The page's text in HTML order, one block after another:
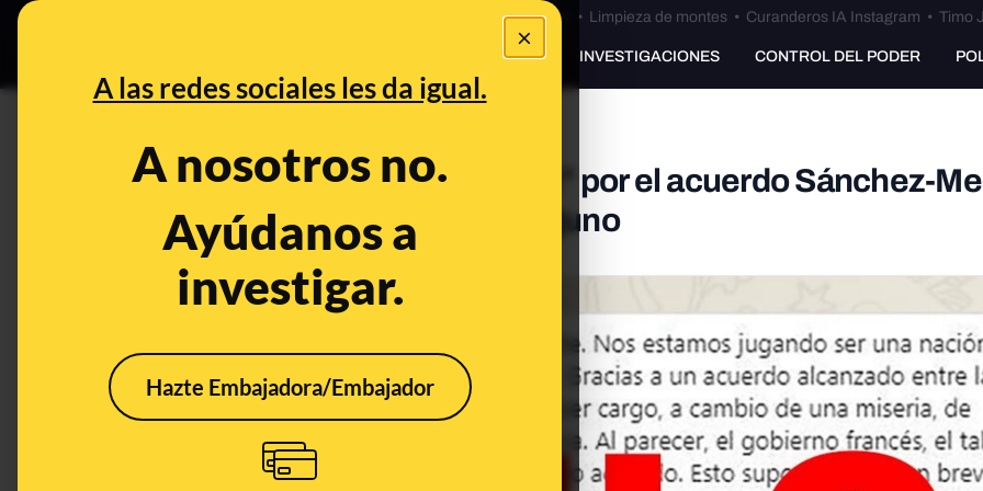
×
A las redes sociales les da igual.
A nosotros no.
Ayúdanos a
investigar.
Hazte Embajadora/Embajador
Bulos Ceuta • Limpieza de montes• Curanderos IA Instagram • Timo
PREBUNKING INVESTIGACIONES CONTROL DEL PODER
El bulo de los "millones de ilegales" por el acuerdo Sánchez-
meses después no ha llegado ninguno
Jan 28, 2019, 7:36:28 AM